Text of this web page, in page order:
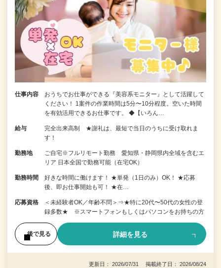
仕事内容
おうちでお仕事ができる『美容系モニター』として活躍して
ください！ 1案件の作業時間は5分〜10分程度。空いた時間
を有効活用できるお仕事です。 ◆【いろん…
給与
完全出来高制 ★謝礼は、最短で当日のうちに受け取れま
す！
勤務地
ご自宅※フルリモート勤務 愛知県・静岡県内全域を含むエ
リア 日本全国で勤務可能（在宅OK）
勤務時間
好きな時間に働けます！ ★単発（1日のみ）OK！ ★応募
後、即お仕事開始も可！ ★在…
応募資格
＜未経験者OK／年齢不問＞⇒★特に20代〜50代の女性の登
録多数★ ※スマートフォンもしくはパソコンをお持ちの方
後で見る 詳細を見る
更新日： 2026/07/31 掲載終了日： 2026/08/24